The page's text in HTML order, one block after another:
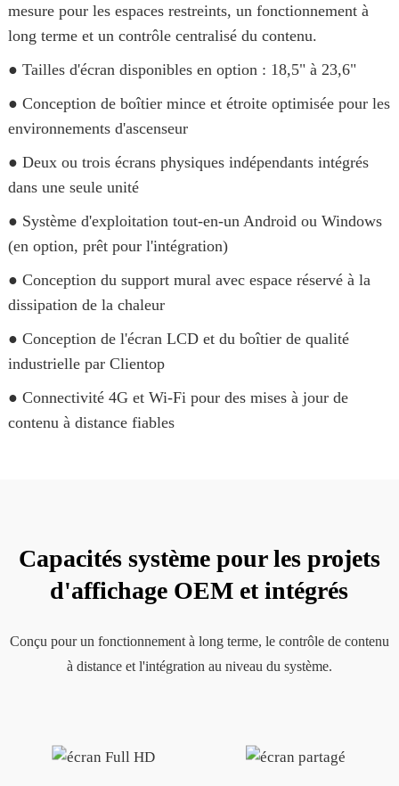
mesure pour les espaces restreints, un fonctionnement à
long terme et un contrôle centralisé du contenu.
● Tailles d'écran disponibles en option : 18,5" à 23,6"
● Conception de boîtier mince et étroite optimisée pour les
environnements d'ascenseur
● Deux ou trois écrans physiques indépendants intégrés
dans une seule unité
● Système d'exploitation tout-en-un Android ou Windows
(en option, prêt pour l'intégration)
● Conception du support mural avec espace réservé à la
dissipation de la chaleur
● Conception de l'écran LCD et du boîtier de qualité
industrielle par Clientop
● Connectivité 4G et Wi-Fi pour des mises à jour de
contenu à distance fiables
Capacités système pour les projets
d'affichage OEM et intégrés
Conçu pour un fonctionnement à long terme, le contrôle de contenu
à distance et l'intégration au niveau du système.